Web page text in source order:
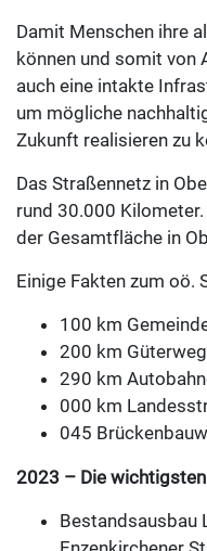
Damit Menschen ihre
können und somit von
auch eine intakte
um mögliche
Zukunft realisieren zu
Das Straßennetz in
rund 30.000
der Gesamtfläche in
Einige Fakten zum oö.
100 km
200 km
290 km
000 km
045
2023 – Die
Bestandsausbau